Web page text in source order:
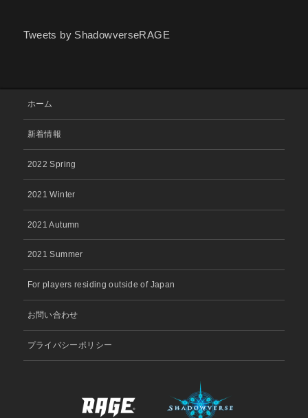
Tweets by ShadowverseRAGE
ホーム
新着情報
2022 Spring
2021 Winter
2021 Autumn
2021 Summer
For players residing outside of Japan
お問い合わせ
プライバシーポリシー